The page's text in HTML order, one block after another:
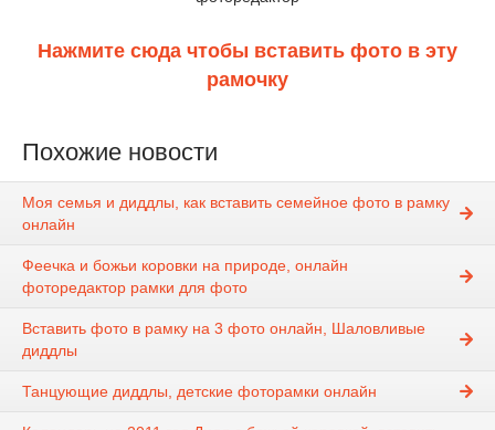
Нажмите сюда чтобы вставить фото в эту
рамочку
Похожие новости
Моя семья и диддлы, как вставить семейное фото в рамку
онлайн
Феечка и божьи коровки на природе, онлайн
фоторедактор рамки для фото
Вставить фото в рамку на 3 фото онлайн, Шаловливые
диддлы
Танцующие диддлы, детские фоторамки онлайн